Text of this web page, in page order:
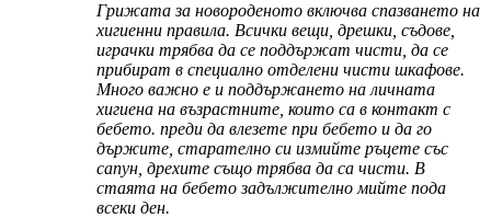
Грижата за новороденото включва спазването на
хигиенни правила. Всички вещи, дрешки, съдове,
играчки трябва да се поддържат чисти, да се
прибират в специално отделени чисти шкафове.
Много важно е и поддържането на личната
хигиена на възрастните, които са в контакт с
бебето. преди да влезете при бебето и да го
държите, старателно си измийте ръцете със
сапун, дрехите също трябва да са чисти. В
стаята на бебето задължително мийте пода
всеки ден.